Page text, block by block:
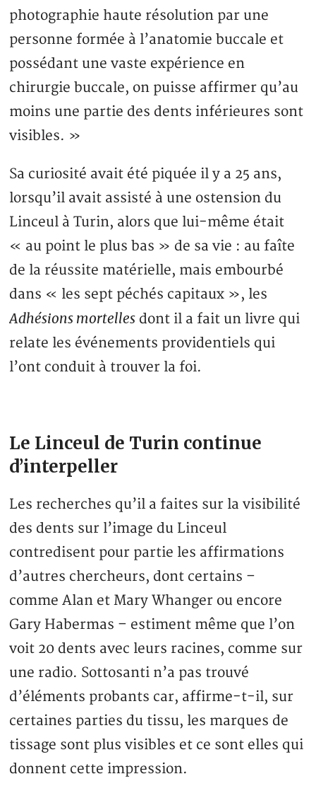
photographie haute résolution par une
personne formée à l’anatomie buccale et
possédant une vaste expérience en
chirurgie buccale, on puisse affirmer qu’au
moins une partie des dents inférieures sont
visibles. »
Sa curiosité avait été piquée il y a 25 ans,
lorsqu’il avait assisté à une ostension du
Linceul à Turin, alors que lui-même était
« au point le plus bas » de sa vie : au faîte
de la réussite matérielle, mais embourbé
dans « les sept péchés capitaux », les
Adhésions mortelles dont il a fait un livre qui
relate les événements providentiels qui
l’ont conduit à trouver la foi.
Le Linceul de Turin continue
d’interpeller
Les recherches qu’il a faites sur la visibilité
des dents sur l’image du Linceul
contredisent pour partie les affirmations
d’autres chercheurs, dont certains –
comme Alan et Mary Whanger ou encore
Gary Habermas – estiment même que l’on
voit 20 dents avec leurs racines, comme sur
une radio. Sottosanti n’a pas trouvé
d’éléments probants car, affirme-t-il, sur
certaines parties du tissu, les marques de
tissage sont plus visibles et ce sont elles qui
donnent cette impression.